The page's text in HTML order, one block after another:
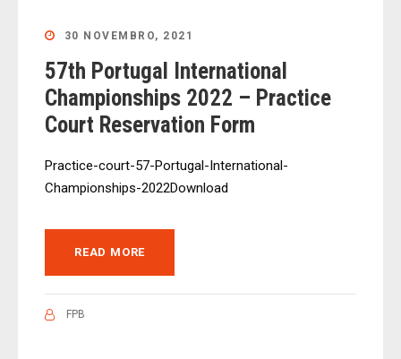
30 NOVEMBRO, 2021
57th Portugal International
Championships 2022 – Practice
Court Reservation Form
Practice-court-57-Portugal-International-
Championships-2022Download
READ MORE
FPB